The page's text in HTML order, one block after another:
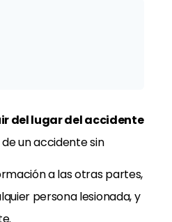
del lugar del accidente
de un accidente sin
a las otras partes,
persona lesionada, y